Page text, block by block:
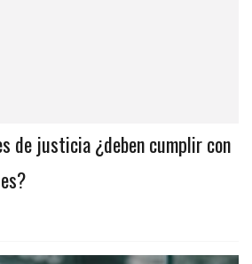
de justicia ¿deben cumplir con